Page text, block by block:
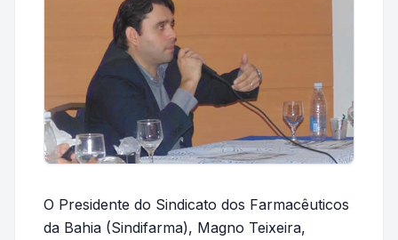
O Presidente do Sindicato dos Farmacêuticos
da Bahia (Sindifarma), Magno Teixeira,